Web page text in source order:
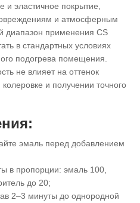
и эластичное покрытие,
и атмосферным
диапазон применения CS
в стандартных условиях
подогрева помещения.
не влияет на оттенок
и получении точного
эмаль перед добавлением
в пропорции: эмаль 100,
до 20;
2–3 минуты до однородной